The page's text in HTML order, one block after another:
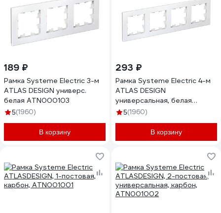
189 ₽
Рамка Systeme Electric 3-м
ATLAS DESIGN универс.
белая ATN000103
5(1960)
В корзину
293 ₽
Рамка Systeme Electric 4-м
ATLAS DESIGN
универсальная, белая
ATN000104
5(1960)
В корзину